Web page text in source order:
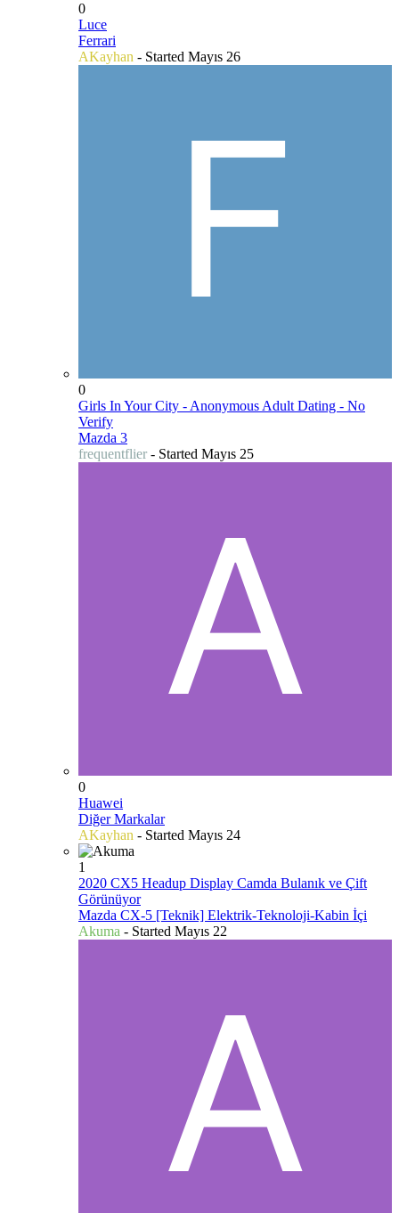
0
Luce
Ferrari
AKayhan - Started Mayıs 26
0
Girls In Your City - Anonymous Adult Dating - No
Verify
Mazda 3
frequentflier - Started Mayıs 25
0
Huawei
Diğer Markalar
AKayhan - Started Mayıs 24
1
2020 CX5 Headup Display Camda Bulanık ve Çift
Görünüyor
Mazda CX-5 [Teknik] Elektrik-Teknoloji-Kabin İçi
Akuma - Started Mayıs 22